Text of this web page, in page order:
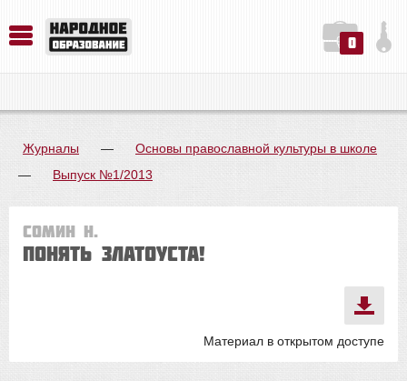
0
Журналы —
Основы православной культуры в школе
—
Выпуск №1/2013
Сомин Н.
Понять Златоуста!
Материал в открытом доступе